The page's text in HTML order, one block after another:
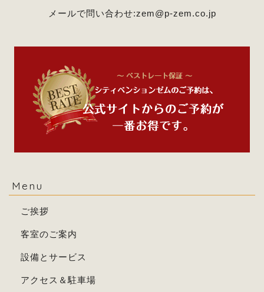
メールで問い合わせ:zem@p-zem.co.jp
Menu
ご挨拶
客室のご案内
設備とサービス
アクセス＆駐車場